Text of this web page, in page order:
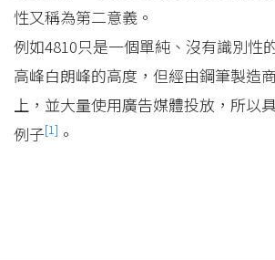
性又稱為第二意義。
例如4810只是一個單純、沒有識別性
高峰白朗峰的高度，但經由鋼筆製造
上，並大量使用廣告媒體投放，所以
例子[1] 。